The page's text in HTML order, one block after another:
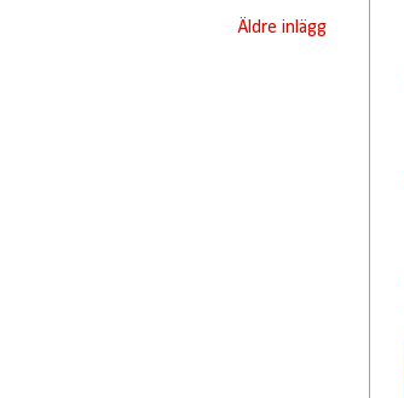
Äldre inlägg